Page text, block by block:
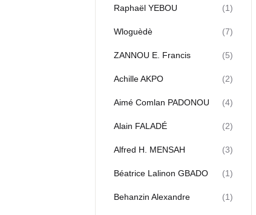
Raphaël YEBOU (1)
Wloguèdè (7)
ZANNOU E. Francis (5)
Achille AKPO (2)
Aimé Comlan PADONOU (4)
Alain FALADÉ (2)
Alfred H. MENSAH (3)
Béatrice Lalinon GBADO (1)
Behanzin Alexandre (1)